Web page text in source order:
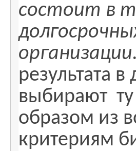
состоит в
организации.
результата
выбирают ту
образом из
критериям